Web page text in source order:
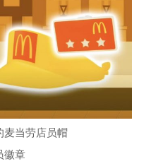
麦当劳店员帽
徽章